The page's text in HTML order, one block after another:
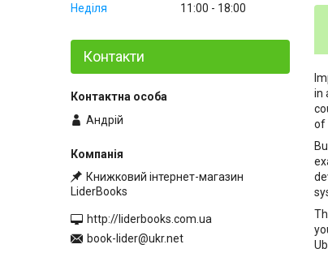
in
of
Неділя
11:00 18:00
Контакти
Андрій
Книжковий інтернет-магазин
LiderBooks
http://liderbooks.com.ua
book-lider@ukr.net